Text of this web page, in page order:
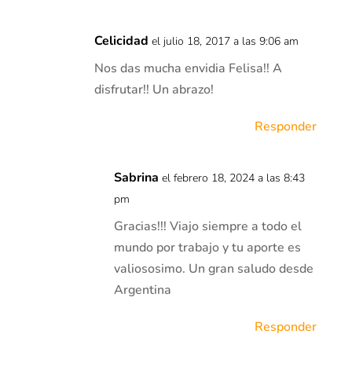
Celicidad el julio 18, 2017 a las 9:06 am
Nos das mucha envidia Felisa!! A
disfrutar!! Un abrazo!
Responder
Sabrina el febrero 18, 2024 a las 8:43
pm
Gracias!!! Viajo siempre a todo el
mundo por trabajo y tu aporte es
valiososimo. Un gran saludo desde
Argentina
Responder